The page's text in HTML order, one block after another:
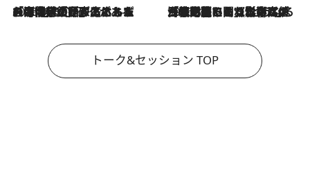
2026.8.3
「今後値上げがあるとすれば…」「リスクがあるのは今年の冬」エネルギー専門家が語る、ホルムズ海峡封鎖が家庭にもたらす“ある心配” 2026.8.3
「住宅建てられない…」「サーチャージ料の高値が続いている」ホルムズ海峡封鎖による影響はいつまで続く？《エネルギー専門家に聞く“どうなる日本の暮らし”》
トーク&セッション TOP